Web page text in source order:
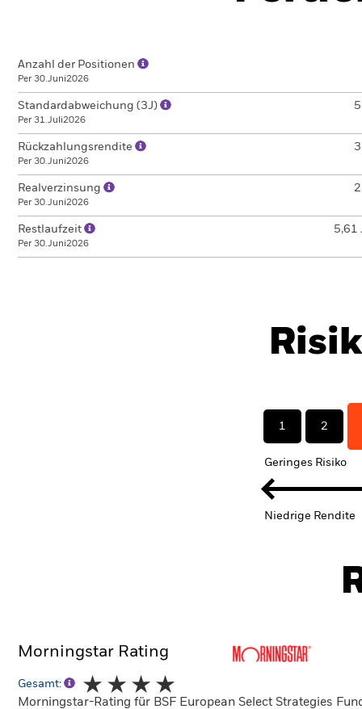
Anzahl der Positionen
Per 30.Juni2026
Standardabweichung (3J)
Per 31.Juli2026
Rückzahlungsrendite
Per 30.Juni2026
Realverzinsung
Per 30.Juni2026
Restlaufzeit
Per 30.Juni2026
5,61
1 2
Geringes Risiko
Niedrige Rendite
Morningstar Rating
Gesamt:
Morningstar-Rating für BSF European Select Strategies